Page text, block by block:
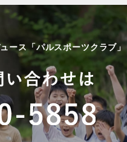
ース「パルスポーツクラブ」